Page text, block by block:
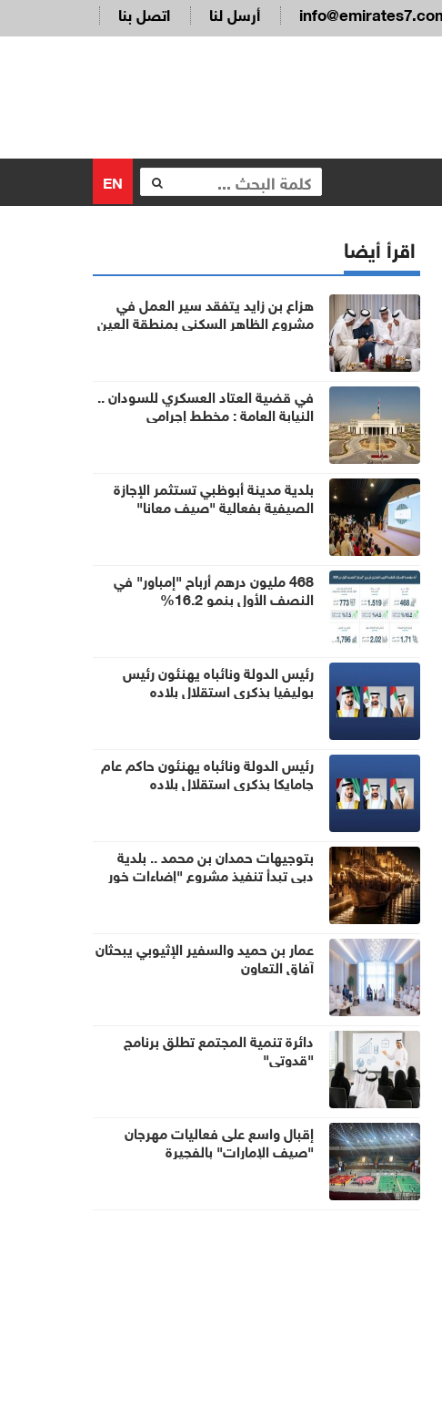
اتصل بنا أرسل لنا
EN
اقرأ أيضا
هزاع بن زايد يتفقد سير العمل في
مشروع الظاهر السكني بمنطقة العين
في قضية العتاد العسكري للسودان ..
النيابة العامة : مخطط إجرامي
بلدية مدينة أبوظبي تستثمر الإجازة
الصيفية بفعالية "صيف معانا"
468 مليون درهم أرباح "إمباور" في
النصف الأول بنمو 16.2%
رئيس الدولة ونائباه يهنئون رئيس
بوليفيا بذكرى استقلال بلاده
رئيس الدولة ونائباه يهنئون حاكم عام
جامايكا بذكرى استقلال بلاده
بتوجيهات حمدان بن محمد .. بلدية
دبي تبدأ تنفيذ مشروع "إضاءات خور
عمار بن حميد والسفير الإثيوبي يبحثان
آفاق التعاون
دائرة تنمية المجتمع تطلق برنامج
"قدوتي"
إقبال واسع على فعاليات مهرجان
"صيف الإمارات" بالفجيرة